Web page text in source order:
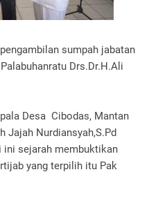
sumpah jabatan
Drs.Dr.H.Ali
Desa Cibodas, Mantan
Jajah Nurdiansyah,S.Pd
ini sejarah membuktikan
yang terpilih itu Pak